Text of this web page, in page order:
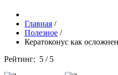
Главная /
Полезное /
Кератоконус как
Рейтинг: 5 / 5